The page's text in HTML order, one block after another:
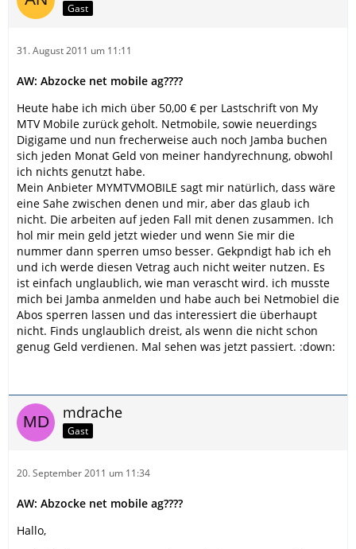
Gast
31. August 2011 um 11:11
AW: Abzocke net mobile ag????
Heute habe ich mich über 50,00 € per Lastschrift von My
MTV Mobile zurück geholt. Netmobile, sowie neuerdings
Digigame und nun frecherweise auch noch Jamba buchen
sich jeden Monat Geld von meiner handyrechnung, obwohl
ich nichts genutzt habe.
Mein Anbieter MYMTVMOBILE sagt mir natürlich, dass wäre
eine Sahe zwischen denen und mir, aber das glaub ich
nicht. Die arbeiten auf jeden Fall mit denen zusammen. Ich
hol mir mein geld jetzt wieder und wenn Sie mir die
nummer dann sperren umso besser. Gekpndigt hab ich eh
und ich werde diesen Vetrag auch nicht weiter nutzen. Es
ist einfach unglaublich, wie man verascht wird. ich musste
mich bei Jamba anmelden und habe auch bei Netmobiel die
Abos sperren lassen und das interessiert die überhaupt
nicht. Finds unglaublich dreist, als wenn die nicht schon
genug Geld verdienen. Mal sehen was jetzt passiert. :down:
mdrache
Gast
20. September 2011 um 11:34
AW: Abzocke net mobile ag????
Hallo,